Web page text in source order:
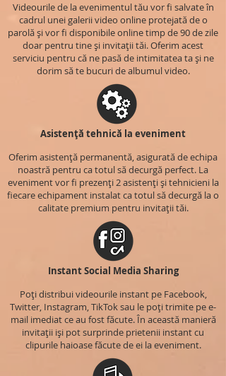
Videourile de la evenimentul tău vor fi salvate în
cadrul unei galerii video online protejată de o
parolă și vor fi disponibile online timp de 90 de zile
doar pentru tine și invitații tăi. Oferim acest
serviciu pentru că ne pasă de intimitatea ta și ne
dorim să te bucuri de albumul video.
Asistență tehnică la eveniment
Oferim asistență permanentă, asigurată de echipa
noastră pentru ca totul să decurgă perfect. La
eveniment vor fi prezenți 2 asistenți și tehnicieni la
fiecare echipament instalat ca totul să decurgă la o
calitate premium pentru invitații tăi.
Instant Social Media Sharing
Poți distribui videourile instant pe Facebook,
Twitter, Instagram, TikTok sau le poți trimite pe e-
mail imediat ce au fost făcute. În această manieră
invitații iși pot surprinde prietenii instant cu
clipurile haioase făcute de ei la eveniment.